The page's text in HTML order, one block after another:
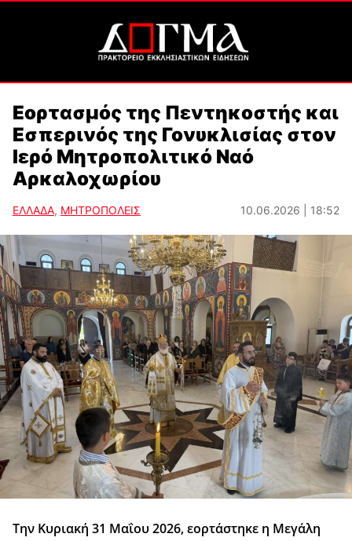
Εορτασμός της Πεντηκοστής και
Εσπερινός της Γονυκλισίας στον
Ιερό Μητροπολιτικό Ναό
Αρκαλοχωρίου
ΕΛΛΑΔΑ, ΜΗΤΡΟΠΟΛΕΙΣ 10.06.2026 | 18:52
Την Κυριακή 31 Μαΐου 2026, εορτάστηκε η Μεγάλη